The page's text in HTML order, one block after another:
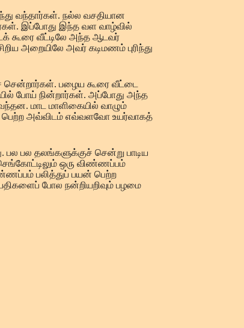
வந்தார்கள். நல்ல வசதியான
இப்போது இந்த வள வாழ்வில்
கூரை வீட்டிலே அந்த ஆடவர்
அறையிலே அவர் கடிமணம் புரிந்து
சென்றார்கள். பழைய கூரை வீட்டை
போய் நின்றார்கள். அப்போது அந்த
மாட மாளிகையில் வாழும்
பெற்ற அவ்விடம் எவ்வளவோ உயர்வாகத்
பல தலங்களுக்குச் சென்று பாடிய
ஒரு விண்ணப்பம்
பலித்துப் பயன் பெற்ற
போல நன்றியறிவும் பழமை